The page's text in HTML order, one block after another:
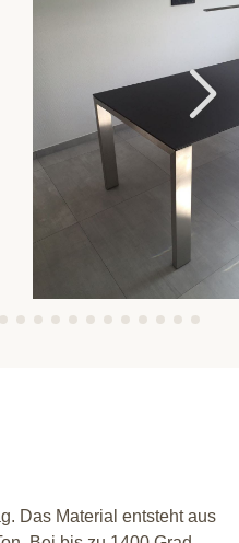
Das Material entsteht aus